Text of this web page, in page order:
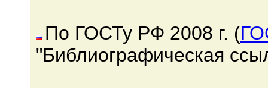
По ГОСТу РФ 2008 г. (
"Библиографическая